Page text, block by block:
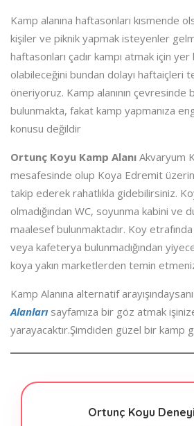
Kamp alanına haftasonları kısmende
kişiler ve piknik yapmak isteyenler
haftasonları çadır kampı atmak için
olabileceğini bundan dolayı haftaiçleri
öneriyoruz. Kamp alanının çevresinde
bulunmakta, fakat kamp yapmanıza
konusu değildir
Ortunç Koyu Kamp Alanı Akvaryum
mesafesinde olup Koya Edremit
takip ederek rahatlıkla gidebilirsiniz.
olmadığından WC, soyunma kabini ve
maalesef bulunmaktadır. Koy
veya kafeterya bulunmadığından
koya yakın marketlerden temin
Kamp Alanına alternatif
Alanları sayfamıza bir göz atmak
yarayacaktır.Şimdiden güzel bir kamp
Ortunç Koyu